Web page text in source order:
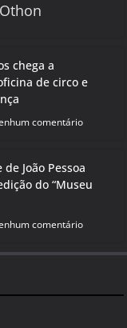
chega a
de circo e
comentário
João Pessoa
do “Museu
comentário